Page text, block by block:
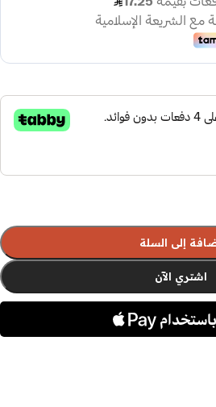
إلى السلة
اشتري الآن